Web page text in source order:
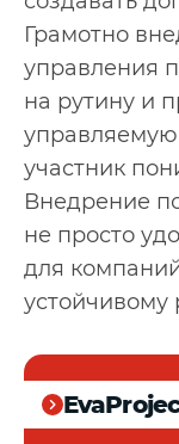
Грамотно
управления
на рутину и
участник
Внедрение
не просто
для
устойчивому